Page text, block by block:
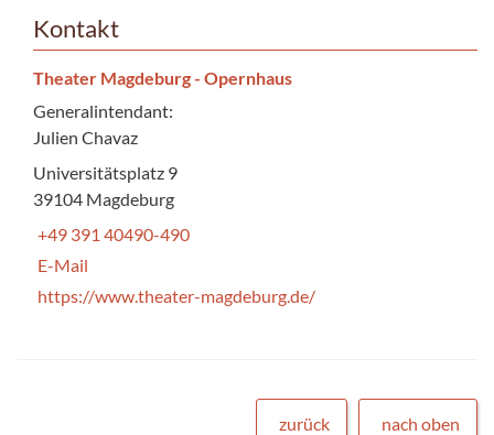
Kontakt
Theater Magdeburg - Opernhaus
Generalintendant:
Julien Chavaz
Universitätsplatz 9
39104 Magdeburg
+49 391 40490-490
E-Mail
https://www.theater-magdeburg.de/
zurück nach oben